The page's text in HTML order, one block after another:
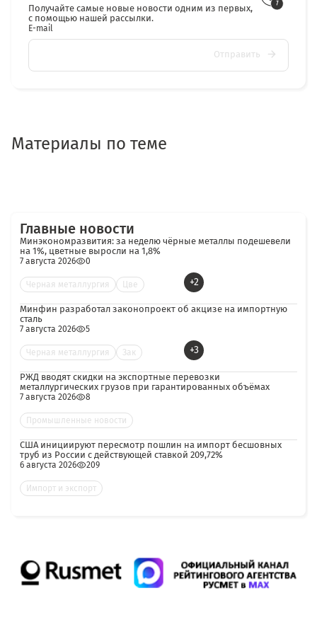
Получайте самые новые новости одним из первых,
с помощью нашей рассылки.
E-mail
Отправить
Материалы по теме
Главные новости
Минэкономразвития: за неделю чёрные металлы подешевели
на 1%, цветные выросли на 1,8%
7 августа 2026 0
Черная металлургия Цве +2
Минфин разработал законопроект об акцизе на импортную
сталь
7 августа 2026 5
Черная металлургия Зак +3
РЖД вводят скидки на экспортные перевозки
металлургических грузов при гарантированных объёмах
7 августа 2026 8
Промышленные новости
США инициируют пересмотр пошлин на импорт бесшовных
труб из России с действующей ставкой 209,72%
6 августа 2026 209
Импорт и экспорт